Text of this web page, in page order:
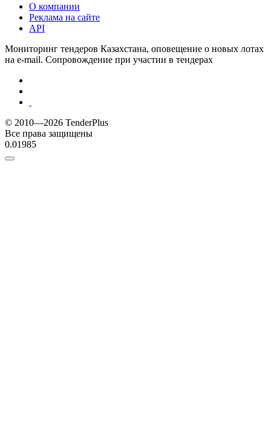
О компании
Реклама на сайте
API
Мониторинг тендеров Казахстана, оповещение о новых лотах
на e-mail. Сопровождение при участии в тендерах
© 2010—2026 TenderPlus
Все права защищены
0.01985